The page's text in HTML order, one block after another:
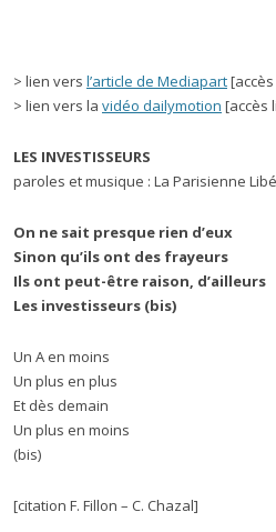
> lien vers l’article de Mediapart
> lien vers la vidéo dailymotion [accès
LES INVESTISSEURS
paroles et musique : La Parisienne
On ne sait presque rien d’eux
Sinon qu’ils ont des frayeurs
Ils ont peut-être raison, d’ailleurs
Les investisseurs (bis)
Un A en moins
Un plus en plus
Et dès demain
Un plus en moins
(bis)
[citation F. Fillon – C. Chazal]